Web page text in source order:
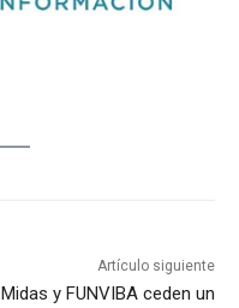
Artículo siguiente
Midas y FUNVIBA ceden un